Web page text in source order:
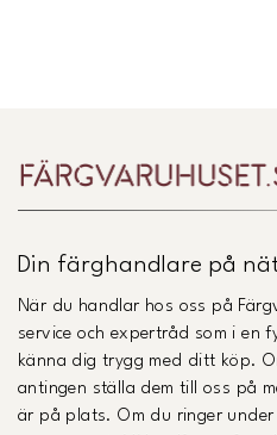
Din färghandlare på
När du handlar hos oss på
service och expertråd som i en
känna dig trygg med ditt köp.
antingen ställa dem till oss på
är på plats. Om du ringer